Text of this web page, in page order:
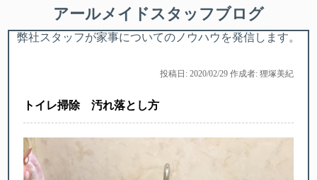
アールメイドスタッフブログ
弊社スタッフが家事についてのノウハウを発信します。
投稿日: 2020/02/29 作成者: 狸塚美紀
トイレ掃除 汚れ落とし方